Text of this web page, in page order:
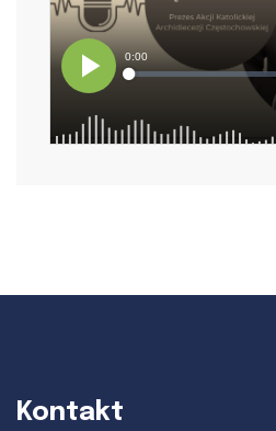
Kontakt